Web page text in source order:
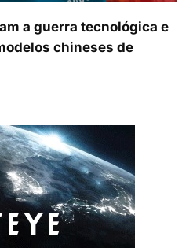
a guerra tecnológica e
chineses de